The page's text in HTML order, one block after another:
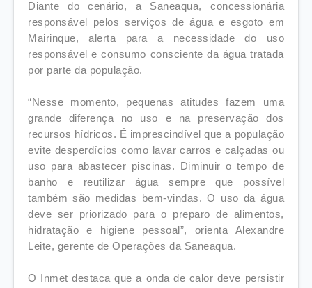
Diante do cenário, a Saneaqua, concessionária
responsável pelos serviços de água e esgoto em
Mairinque, alerta para a necessidade do uso
responsável e consumo consciente da água tratada
por parte da população.
“Nesse momento, pequenas atitudes fazem uma
grande diferença no uso e na preservação dos
recursos hídricos. É imprescindível que a população
evite desperdícios como lavar carros e calçadas ou
uso para abastecer piscinas. Diminuir o tempo de
banho e reutilizar água sempre que possível
também são medidas bem-vindas. O uso da água
deve ser priorizado para o preparo de alimentos,
hidratação e higiene pessoal”, orienta Alexandre
Leite, gerente de Operações da Saneaqua.
O Inmet destaca que a onda de calor deve persistir